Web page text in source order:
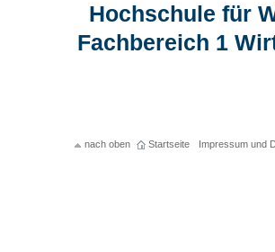
Hochschule für
Fachbereich 1
nach oben Startseite Impressum und